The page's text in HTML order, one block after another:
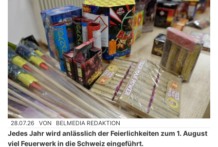
28.07.26 VON BELMEDIA REDAKTION
Jedes Jahr wird anlässlich der Feierlichkeiten zum 1. August
viel Feuerwerk in die Schweiz eingeführt.